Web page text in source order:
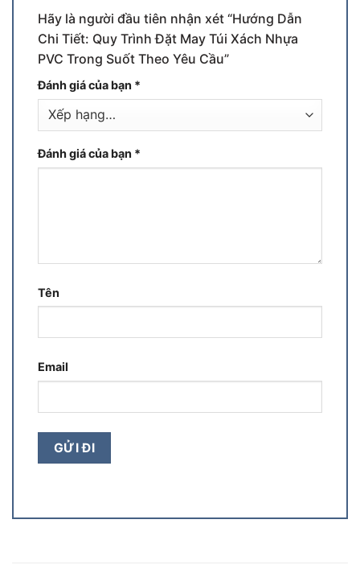
Hãy là người đầu tiên nhận xét “Hướng Dẫn
Chi Tiết: Quy Trình Đặt May Túi Xách Nhựa
PVC Trong Suốt Theo Yêu Cầu”
Đánh giá của bạn *
Đánh giá của bạn *
Tên
Email